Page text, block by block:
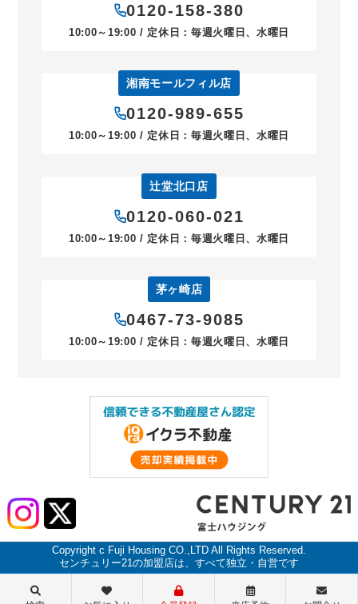
0120-158-380
10:00～19:00 / 定休日：毎週火曜日、水曜日
湘南モールフィル店
0120-989-655
10:00～19:00 / 定休日：毎週火曜日、水曜日
辻堂北口店
0120-060-021
10:00～19:00 / 定休日：毎週火曜日、水曜日
茅ヶ崎店
0467-73-9085
10:00～19:00 / 定休日：毎週火曜日、水曜日
Copyright c Fuji Housing CO.,LTD All Rights Reserved.
センチュリー21の加盟店は、すべて独立・自営です